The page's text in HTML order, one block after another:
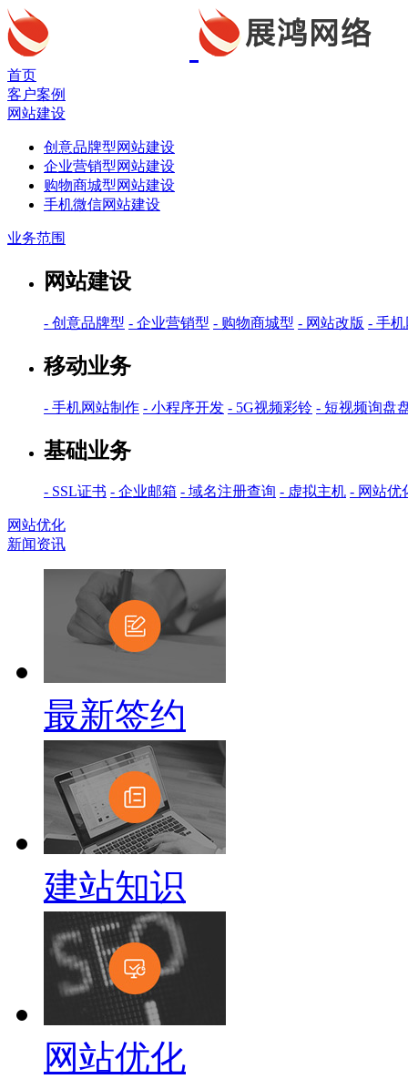
首页
客户案例
网站建设
创意品牌型网站建设
企业营销型网站建设
购物商城型网站建设
手机微信网站建设
业务范围
网站建设
- 创意品牌型 - 企业营销型 - 购物商城型 - 网站改版 - 手
移动业务
- 手机网站制作 - 小程序开发 - 5G视频彩铃 - 短视频询盘
基础业务
- SSL证书 - 企业邮箱 - 域名注册查询 - 虚拟主机 - 网站优
网站优化
新闻资讯
最新签约
建站知识
网站优化